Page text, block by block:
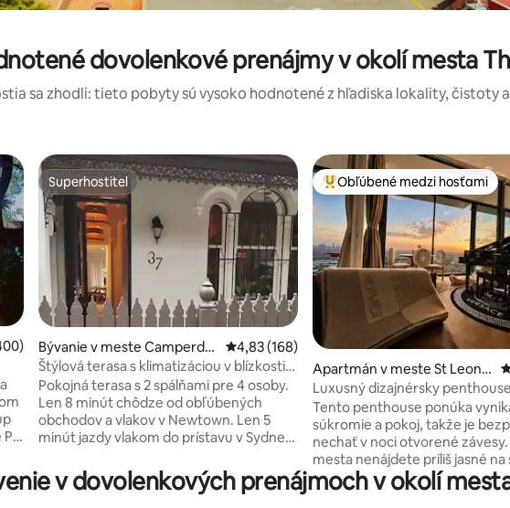
dovolenkové prenájmy v okolí mesta
sa zhodli: tieto pobyty sú vysoko hodnotené z hľadiska lokality, čistoty
ohodnotenie 4,92 z 5, počet hodnotení: 400
Pt
Superhostiteľ
Superhostiteľ
Bývanie v meste Camperdo
wn
Priemerné ohodnotenie 4,83 z 5, počet
4,83 (168)
Štýlová terasa s klimatizáciou v blízkosti
Newtownu, vlak do mesta
Pokojná terasa s 2 spálňami pre 4 osoby.
Len 8 minút chôdze od obľúbených
obchodov a vlakov v Newtown. Len 5
minút jazdy vlakom do prístavu v Sydney
posteľou * plne vybavená kuchyňa *
vnútorná práčka * krásna, slnečná
Najobľúbenejšie medzi hosťami
Obľúbené medzi hosťami
Apartmán v meste St Leona
rds
Luxusný dizajnérsky penthouse
s 1 spálňou•Výhľad na
mesta•Parkovanie
Tento penthouse ponúka vynikajúce
súkromie a pokoj, takže je
nechať v noci otvorené závesy.
mesta nenájdete príliš jasné na
ale namiesto toho si
očarujúcu mestskú scenériu
v dovolenkových prenájmoch v okolí